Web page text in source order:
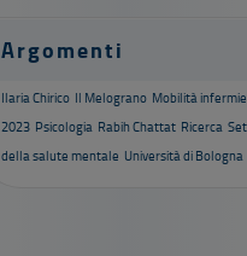
Argomenti
Ilaria Chirico Il Melograno Mobilità
2023 Psicologia Rabih Chattat Ricerca
della salute mentale Università di Bologna